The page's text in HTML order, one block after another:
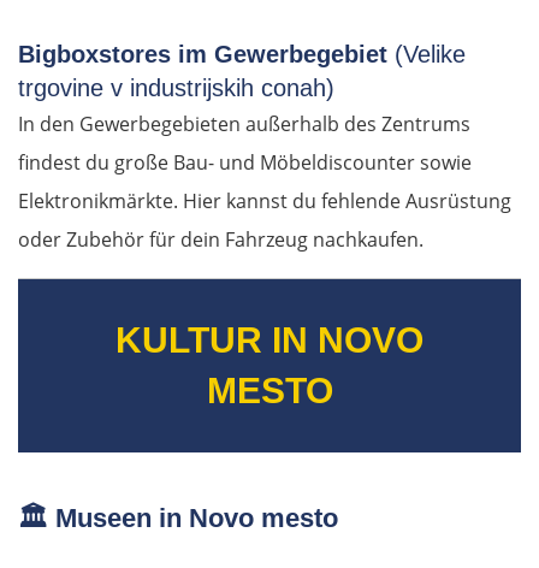
Bigboxstores im Gewerbegebiet (Velike
trgovine v industrijskih conah)
In den Gewerbegebieten außerhalb des Zentrums
findest du große Bau- und Möbeldiscounter sowie
Elektronikmärkte. Hier kannst du fehlende Ausrüstung
oder Zubehör für dein Fahrzeug nachkaufen.
KULTUR IN NOVO
MESTO
🏛️ Museen in Novo mesto